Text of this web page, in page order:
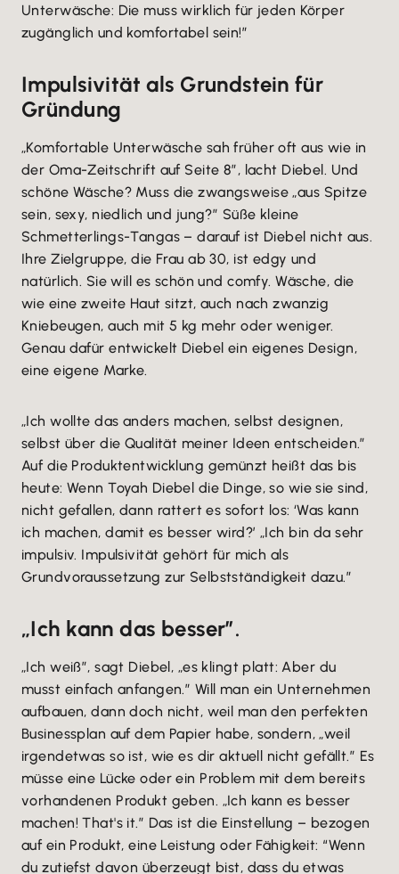
Unterwäsche: Die muss wirklich für jeden Körper
zugänglich und komfortabel sein!”
Impulsivität als Grundstein für
Gründung
„Komfortable Unterwäsche sah früher oft aus wie in
der Oma-Zeitschrift auf Seite 8”, lacht Diebel. Und
schöne Wäsche? Muss die zwangsweise „aus Spitze
sein, sexy, niedlich und jung?” Süße kleine
Schmetterlings-Tangas – darauf ist Diebel nicht aus.
Ihre Zielgruppe, die Frau ab 30, ist edgy und
natürlich. Sie will es schön und comfy. Wäsche, die
wie eine zweite Haut sitzt, auch nach zwanzig
Kniebeugen, auch mit 5 kg mehr oder weniger.
Genau dafür entwickelt Diebel ein eigenes Design,
eine eigene Marke.
„Ich wollte das anders machen, selbst designen,
selbst über die Qualität meiner Ideen entscheiden.”
Auf die Produktentwicklung gemünzt heißt das bis
heute: Wenn Toyah Diebel die Dinge, so wie sie sind,
nicht gefallen, dann rattert es sofort los: ‘Was kann
ich machen, damit es besser wird?’ „Ich bin da sehr
impulsiv. Impulsivität gehört für mich als
Grundvoraussetzung zur Selbstständigkeit dazu.”
„Ich kann das besser”.
„Ich weiß”, sagt Diebel, „es klingt platt: Aber du
musst einfach anfangen.” Will man ein Unternehmen
aufbauen, dann doch nicht, weil man den perfekten
Businessplan auf dem Papier habe, sondern, „weil
irgendetwas so ist, wie es dir aktuell nicht gefällt.” Es
müsse eine Lücke oder ein Problem mit dem bereits
vorhandenen Produkt geben. „Ich kann es besser
machen! That's it.” Das ist die Einstellung – bezogen
auf ein Produkt, eine Leistung oder Fähigkeit: “Wenn
du zutiefst davon überzeugt bist, dass du etwas